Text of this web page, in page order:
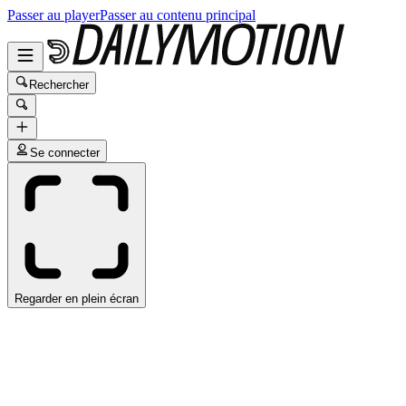
Passer au playerPasser au contenu principal
Rechercher
Se connecter
Regarder en plein écran